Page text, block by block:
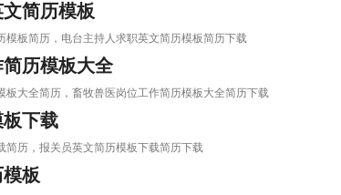
简历模板
模板简历，电台主持人求职英文简历模板简历下载
历模板大全
板大全简历，畜牧兽医岗位工作简历模板大全简历下载
下载
简历，报关员英文简历模板下载简历下载
板